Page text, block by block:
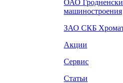
ОАО
машиностроения
ЗАО СКБ
Акции
Сервис
Статьи